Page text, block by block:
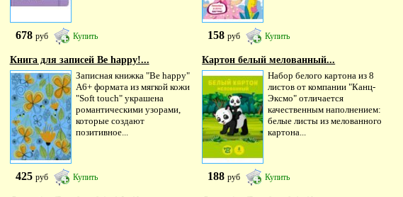
678 руб Купить 158руб Купить
Книга для записей Be happy!...
Записная книжка "Be happy"
А6+ формата из мягкой кожи
"Soft touch" украшена
романтическими узорами,
которые создают
позитивное...
425 руб Купить
Картон белый мелованный...
Набор белого картона из 8
листов от компании "Канц-
Эксмо" отличается
качественным наполнением:
белые листы из мелованного
картона...
188руб Купить